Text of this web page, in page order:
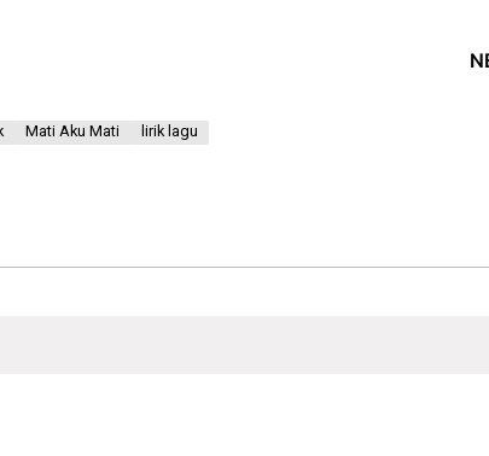
Mati Aku Mati lirik lagu